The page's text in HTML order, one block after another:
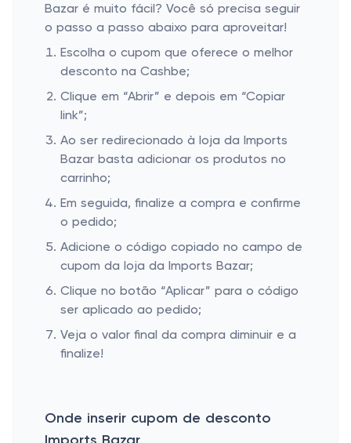
Bazar é muito fácil? Você só precisa seguir
o passo a passo abaixo para aproveitar!
Escolha o cupom que oferece o melhor
desconto na Cashbe;
Clique em “Abrir” e depois em “Copiar
link”;
Ao ser redirecionado à loja da Imports
Bazar basta adicionar os produtos no
carrinho;
Em seguida, finalize a compra e confirme
o pedido;
Adicione o código copiado no campo de
cupom da loja da Imports Bazar;
Clique no botão “Aplicar” para o código
ser aplicado ao pedido;
Veja o valor final da compra diminuir e a
finalize!
Onde inserir cupom de desconto